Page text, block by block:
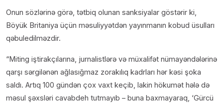
Onun sözlərinə görə, tətbiq olunan sanksiyalar göstərir ki,
Böyük Britaniya üçün məsuliyyətdən yayınmanın kobud üsulları
qəbuledilməzdir.
“Miting iştirakçılarına, jurnalistlərə və müxalifət nümayəndələrinə
qarşı sərgilənən ağlasığmaz zorakılıq kadrları hər kəsi şoka
saldı. Artıq 100 gündən çox vaxt keçib, lakin hökumət hələ də
məsul şəxsləri cavabdeh tutmayıb – buna baxmayaraq, ‘Gürcü